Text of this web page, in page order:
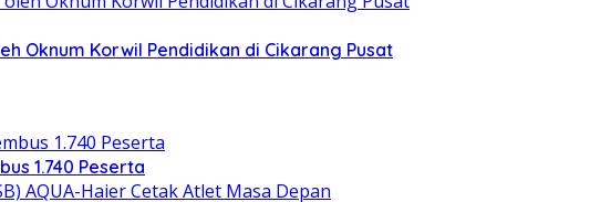
Oknum Korwil Pendidikan di Cikarang Pusat
1.740 Peserta